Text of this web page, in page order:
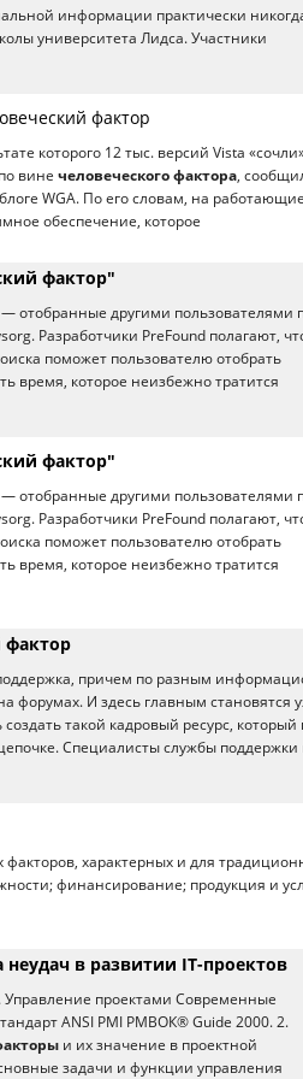
информации практически
университета Лидса. Участники
фактор
которого 12 тыс. версий Vista
вине человеческого фактора,
WGA. По его словам, на работающие
обеспечение, которое
фактор"
отобранные другими пользователями
Разработчики PreFound полагают,
поможет пользователю отобрать
время, которое неизбежно тратится
фактор"
отобранные другими пользователями
Разработчики PreFound полагают,
поможет пользователю отобрать
время, которое неизбежно тратится
фактор
причем по разным
форумах. И здесь главным становятся
создать такой кадровый ресурс, который
Специалисты службы поддержки
характерных и для
финансирование; продукция и
в развитии IT-проектов
Управление проектами Современные
ANSI PMI РМВOК® Guide 2000. 2.
и их значение в проектной
задачи и функции управления